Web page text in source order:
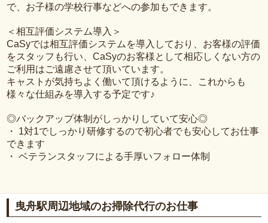
で、お子様の学校行事などへの参加もできます。
＜相互評価システム導入＞
CaSyでは相互評価システムを導入しており、お客様の評価
をスタッフも行い、CaSyのお客様として相応しくない方の
ご利用はご遠慮させて頂いています。
キャストが気持ちよく働いて頂けるように、これからも
様々な仕組みを導入する予定です♪
◎バックアップ体制がしっかりしていて安心◎
・ 1対1でしっかり研修するので初心者でも安心してお仕事
できます
・ ベテランスタッフによる手厚いフォロー体制
曳舟駅周辺地域のお掃除代行のお仕事